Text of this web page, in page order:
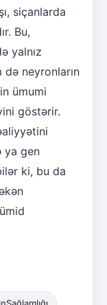
siçanlarda
Bu,
yalnız
də neyronların
ümumi
göstərir.
ya gen
ki, bu da